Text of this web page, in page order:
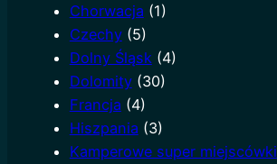
Chorwacja (1)
Czechy(5)
Dolny Śląsk (4)
Dolomity(30)
Francja (4)
Hiszpania (3)
Kamperowe super miejscówki